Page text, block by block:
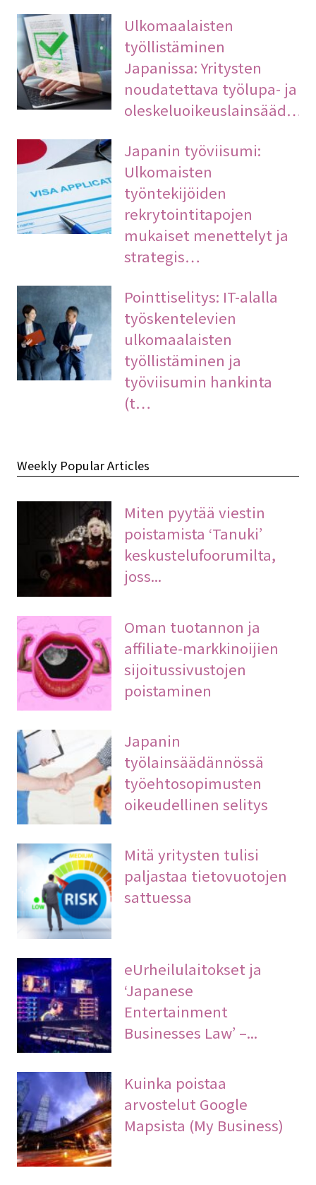
Ulkomaalaisten
työllistäminen
Japanissa: Yritysten
noudatettava työlupa- ja
oleskeluoikeuslainsääd…
Japanin työviisumi:
Ulkomaisten
työntekijöiden
rekrytointitapojen
mukaiset menettelyt ja
strategis…
Pointtiselitys: IT-alalla
työskentelevien
ulkomaalaisten
työllistäminen ja
työviisumin hankinta
(t…
Weekly Popular Articles
Miten pyytää viestin
poistamista ‘Tanuki’
keskustelufoorumilta,
joss...
Oman tuotannon ja
affiliate-markkinoijien
sijoitussivustojen
poistaminen
Japanin
työlainsäädännössä
työehtosopimusten
oikeudellinen selitys
Mitä yritysten tulisi
paljastaa tietovuotojen
sattuessa
eUrheilulaitokset ja
‘Japanese
Entertainment
Businesses Law’ –...
Kuinka poistaa
arvostelut Google
Mapsista (My Business)